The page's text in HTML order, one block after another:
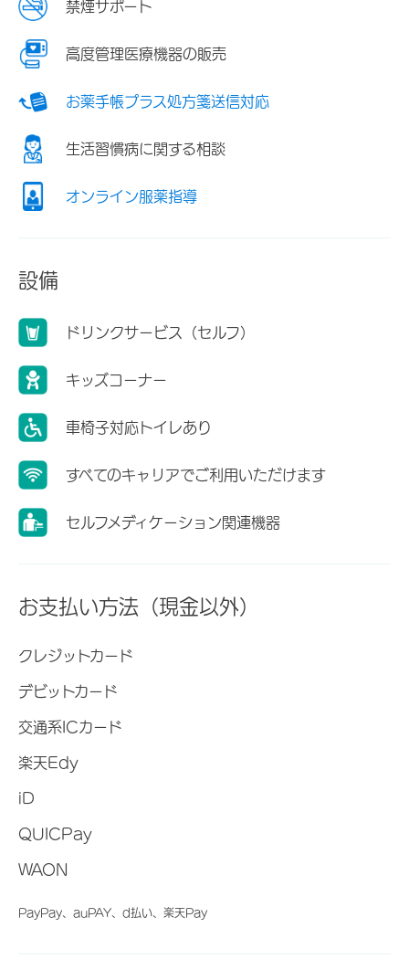
禁煙サポート
高度管理医療機器の販売
お薬手帳プラス処方箋送信対応
生活習慣病に関する相談
オンライン服薬指導
設備
ドリンクサービス（セルフ）
キッズコーナー
車椅子対応トイレあり
すべてのキャリアでご利用いただけます
セルフメディケーション関連機器
お支払い方法（現金以外）
クレジットカード
デビットカード
交通系ICカード
楽天Edy
iD
QUICPay
WAON
PayPay、auPAY、d払い、楽天Pay